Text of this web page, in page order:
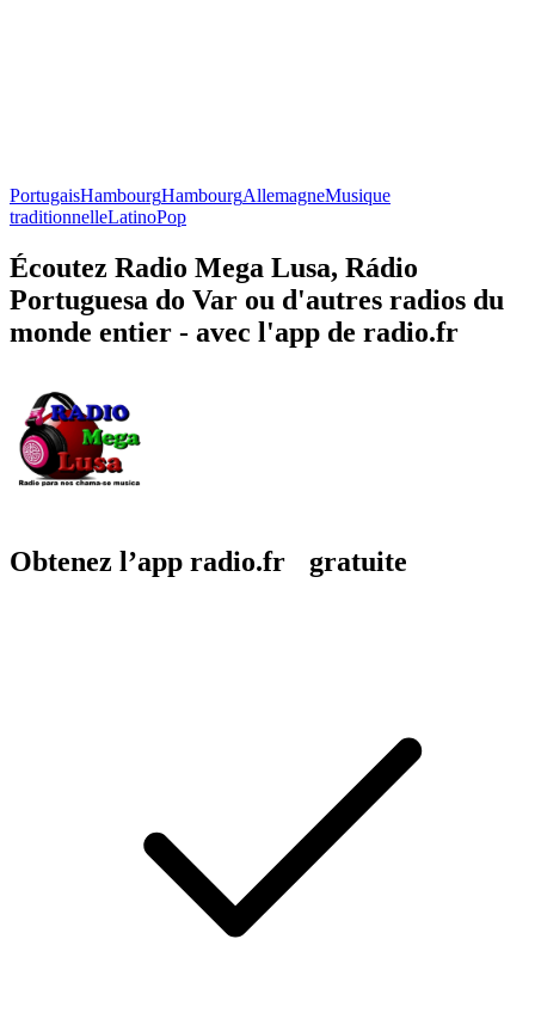
PortugaisHambourgHambourgAllemagneMusique
traditionnelleLatinoPop
Écoutez Radio Mega Lusa, Rádio
Portuguesa do Var ou d'autres radios du
monde entier - avec l'app de radio.fr
Obtenez l’app radio.fr gratuite